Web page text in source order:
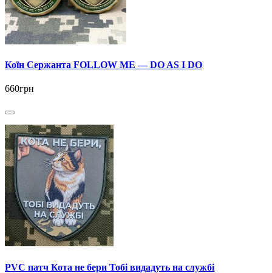
Коїн Сержанта FOLLOW ME — DO AS I DO
660грн
PVC патч Кота не бери Тобі видадуть на службі